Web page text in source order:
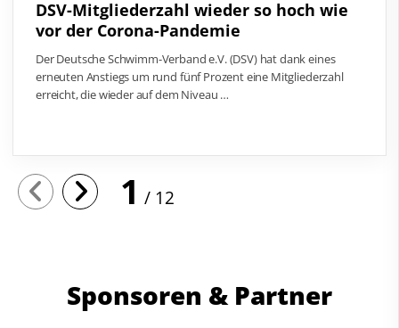
DSV-Mitgliederzahl wieder so hoch wie
vor der Corona-Pandemie
Der Deutsche Schwimm-Verband e.V. (DSV) hat dank eines
erneuten Anstiegs um rund fünf Prozent eine Mitgliederzahl
erreicht, die wieder auf dem Niveau …
1 12
Sponsoren & Partner